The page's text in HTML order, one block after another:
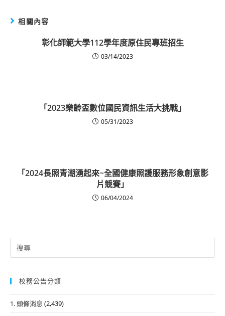
相關內容
彰化師範大學112學年度原住民專班招生
03/14/2023
「2023樂齡盃數位國民資訊生活大挑戰」
05/31/2023
「2024長照青潮湧起來~全國健康照護服務形象創意影
片競賽」
06/04/2024
Search
for:
校務公告分類
1. 頭條消息 (2,439)